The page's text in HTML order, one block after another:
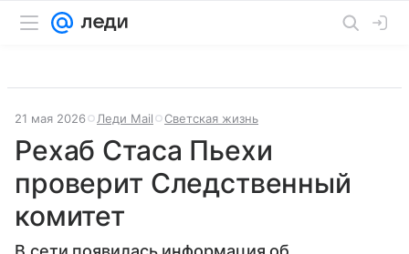
21 мая 2026 Леди Mail Светская жизнь
Рехаб Стаса Пьехи
проверит Следственный
комитет